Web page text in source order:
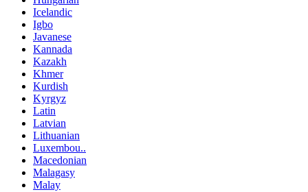
Icelandic
Igbo
Javanese
Kannada
Kazakh
Khmer
Kurdish
Kyrgyz
Latin
Latvian
Lithuanian
Luxembou..
Macedonian
Malagasy
Malay